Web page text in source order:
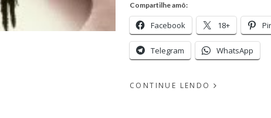
Compartilhe amô:
Facebook 18+
Telegram WhatsApp
CONTINUE LENDO